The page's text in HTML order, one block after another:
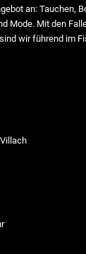
an: Tauchen,
Mode. Mit den
wir führend im